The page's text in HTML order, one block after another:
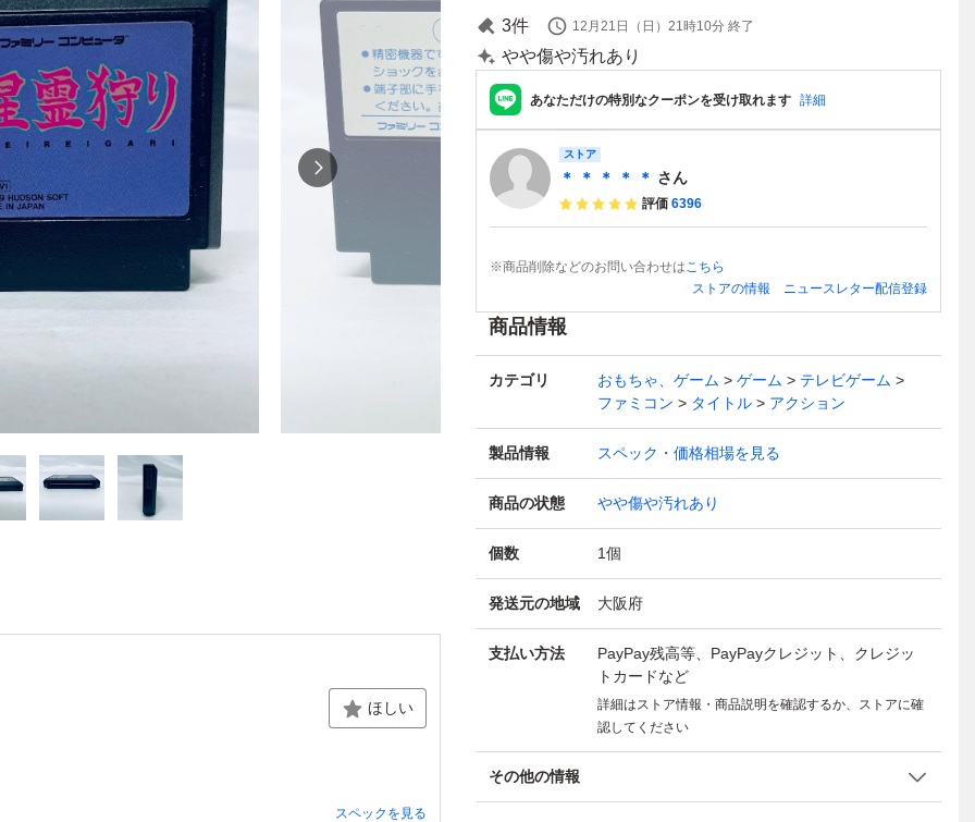
ほしい
スペックを見る
3件 12月21日（日）21時10分 終了
やや傷や汚れあり
あなただけの特別なクーポンを受け取れます 詳細
ストア
＊ ＊ ＊ ＊ ＊ さん
評価 6396
※商品削除などのお問い合わせはこちら
ストアの情報
ニュースレター配信登録
商品情報
カテゴリ おもちゃ、ゲーム ゲーム
テレビゲーム
ファミコン
タイトル アクション
製品情報 スペック・価格相場を見る
商品の状態 やや傷や汚れあり
個数 1個
発送元の地域 大阪府
支払い方法
PayPay残高等、PayPayクレジット、クレジッ
トカードなど
詳細はストア情報・商品説明を確認するか、ストアに確
認してください
その他の情報